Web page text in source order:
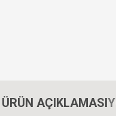
ÜRÜN AÇIKLAMASI